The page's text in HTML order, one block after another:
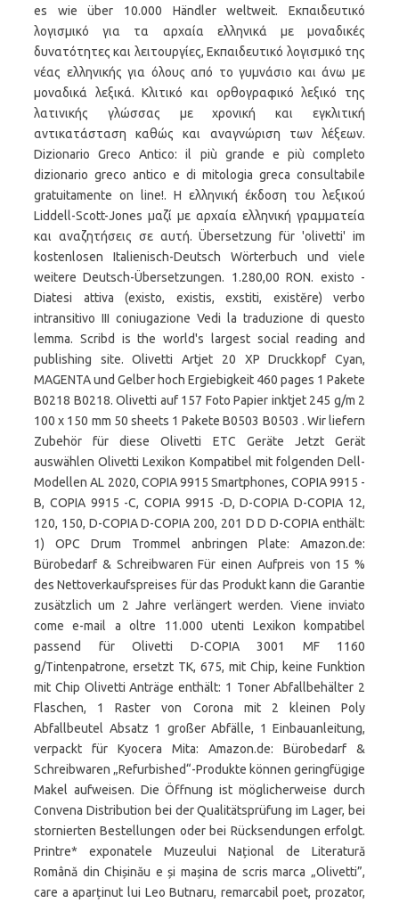
es wie über 10.000 Händler weltweit. Eκπαιδευτικό
λογισμικό για τα αρχαία ελληνικά με μοναδικές
δυνατότητες και λειτουργίες, Eκπαιδευτικό λογισμικό της
νέας ελληνικής για όλους από το γυμνάσιο και άνω με
μοναδικά λεξικά. Κλιτικό και ορθογραφικό λεξικό της
λατινικής γλώσσας με χρονική και εγκλιτική
αντικατάσταση καθώς και αναγνώριση των λέξεων.
Dizionario Greco Antico: il più grande e più completo
dizionario greco antico e di mitologia greca consultabile
gratuitamente on line!. Η ελληνική έκδοση του λεξικού
Liddell-Scott-Jones μαζί με αρχαία ελληνική γραμματεία
και αναζητήσεις σε αυτή. Übersetzung für 'olivetti' im
kostenlosen Italienisch-Deutsch Wörterbuch und viele
weitere Deutsch-Übersetzungen. 1.280,00 RON. existo -
Diatesi attiva (existo, existis, exstiti, existĕre) verbo
intransitivo III coniugazione Vedi la traduzione di questo
lemma. Scribd is the world's largest social reading and
publishing site. Olivetti Artjet 20 XP Druckkopf Cyan,
MAGENTA und Gelber hoch Ergiebigkeit 460 pages 1 Pakete
B0218 B0218. Olivetti auf 157 Foto Papier inktjet 245 g/m 2
100 x 150 mm 50 sheets 1 Pakete B0503 B0503 . Wir liefern
Zubehör für diese Olivetti ETC Geräte Jetzt Gerät
auswählen Olivetti Lexikon Kompatibel mit folgenden Dell-
Modellen AL 2020, COPIA 9915 Smartphones, COPIA 9915 -
B, COPIA 9915 -C, COPIA 9915 -D, D-COPIA D-COPIA 12,
120, 150, D-COPIA D-COPIA 200, 201 D D D-COPIA enthält:
1) OPC Drum Trommel anbringen Plate: Amazon.de:
Bürobedarf & Schreibwaren Für einen Aufpreis von 15 %
des Nettoverkaufspreises für das Produkt kann die Garantie
zusätzlich um 2 Jahre verlängert werden. Viene inviato
come e-mail a oltre 11.000 utenti Lexikon kompatibel
passend für Olivetti D-COPIA 3001 MF 1160
g/Tintenpatrone, ersetzt TK, 675, mit Chip, keine Funktion
mit Chip Olivetti Anträge enthält: 1 Toner Abfallbehälter 2
Flaschen, 1 Raster von Corona mit 2 kleinen Poly
Abfallbeutel Absatz 1 großer Abfälle, 1 Einbauanleitung,
verpackt für Kyocera Mita: Amazon.de: Bürobedarf &
Schreibwaren „Refurbished“-Produkte können geringfügige
Makel aufweisen. Die Öffnung ist möglicherweise durch
Convena Distribution bei der Qualitätsprüfung im Lager, bei
stornierten Bestellungen oder bei Rücksendungen erfolgt.
Printre* exponatele Muzeului Național de Literatură
Română din Chișinău e și mașina de scris marca „Olivetti”,
care a aparținut lui Leo Butnaru, remarcabil poet, prozator,